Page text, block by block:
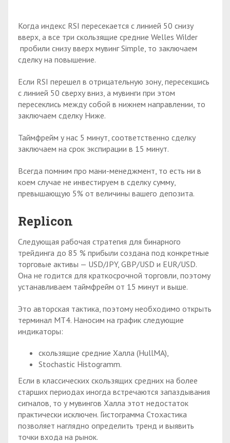
Когда индекс RSI пересекается с линией 50 снизу
вверх, а все три скользящие средние Welles Wilder
пробили снизу вверх мувинг Simple, то заключаем
сделку на повышение.
Если RSI перешел в отрицательную зону, пересекшись
с линией 50 сверху вниз, а мувинги при этом
пересеклись между собой в нижнем направлении, то
заключаем сделку Ниже.
Таймфрейм у нас 5 минут, соответственно сделку
заключаем на срок экспирации в 15 минут.
Всегда помним про мани-менеджмент, то есть ни в
коем случае не инвестируем в сделку сумму,
превышающую 5% от величины вашего депозита.
Replicon
Следующая рабочая стратегия для бинарного
трейдинга до 85 % прибыли создана под конкретные
торговые активы — USD/JPY, GBP/USD и EUR/USD.
Она не годится для краткосрочной торговли, поэтому
устанавливаем таймфрейм от 15 минут и выше.
Это авторская тактика, поэтому необходимо открыть
терминал МТ4. Наносим на график следующие
индикаторы:
скользящие средние Халла (HullMA),
Stochastic Histogramm.
Если в классических скользящих средних на более
старших периодах иногда встречаются запаздывания
сигналов, то у мувингов Халла этот недостаток
практически исключен. Гистограмма Стохастика
позволяет наглядно определить тренд и выявить
точки входа на рынок.